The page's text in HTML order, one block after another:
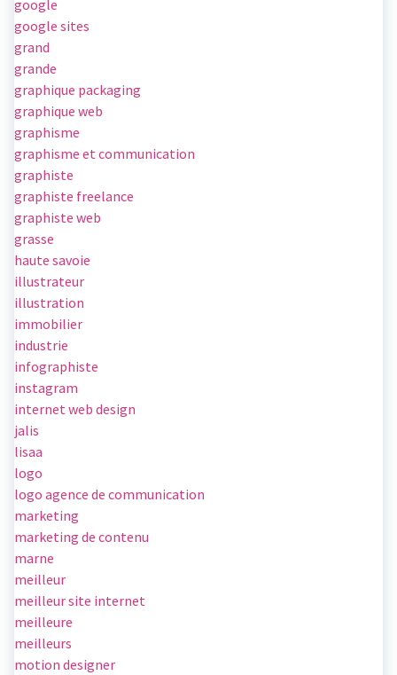
google
google sites
grand
grande
graphique packaging
graphique web
graphisme
graphisme et communication
graphiste
graphiste freelance
graphiste web
grasse
haute savoie
illustrateur
illustration
immobilier
industrie
infographiste
instagram
internet web design
jalis
lisaa
logo
logo agence de communication
marketing
marketing de contenu
marne
meilleur
meilleur site internet
meilleure
meilleurs
motion designer